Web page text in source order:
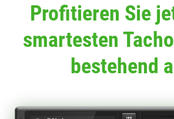
Profitieren Sie
smartesten
bestehend